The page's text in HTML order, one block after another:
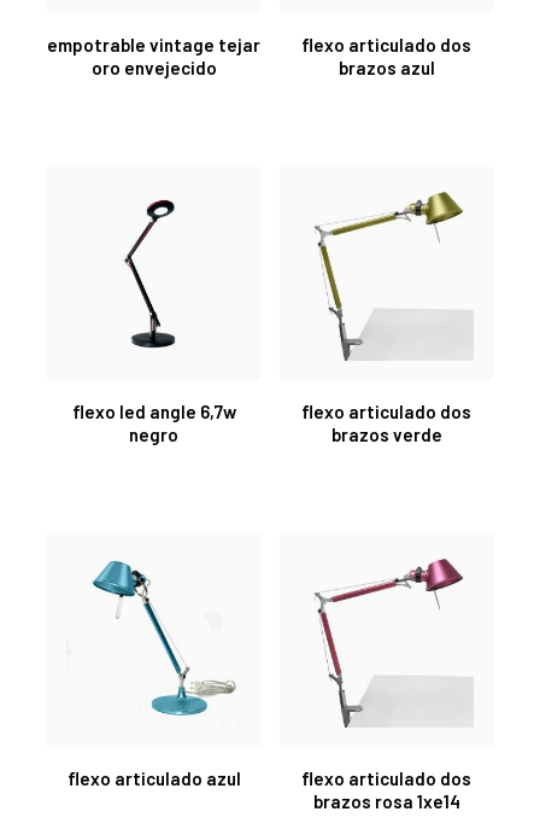
empotrable vintage tejar
oro envejecido
flexo articulado dos
brazos azul
flexo led angle 6,7w
negro
flexo articulado dos
brazos verde
flexo articulado azul
flexo articulado dos
brazos rosa 1xe14